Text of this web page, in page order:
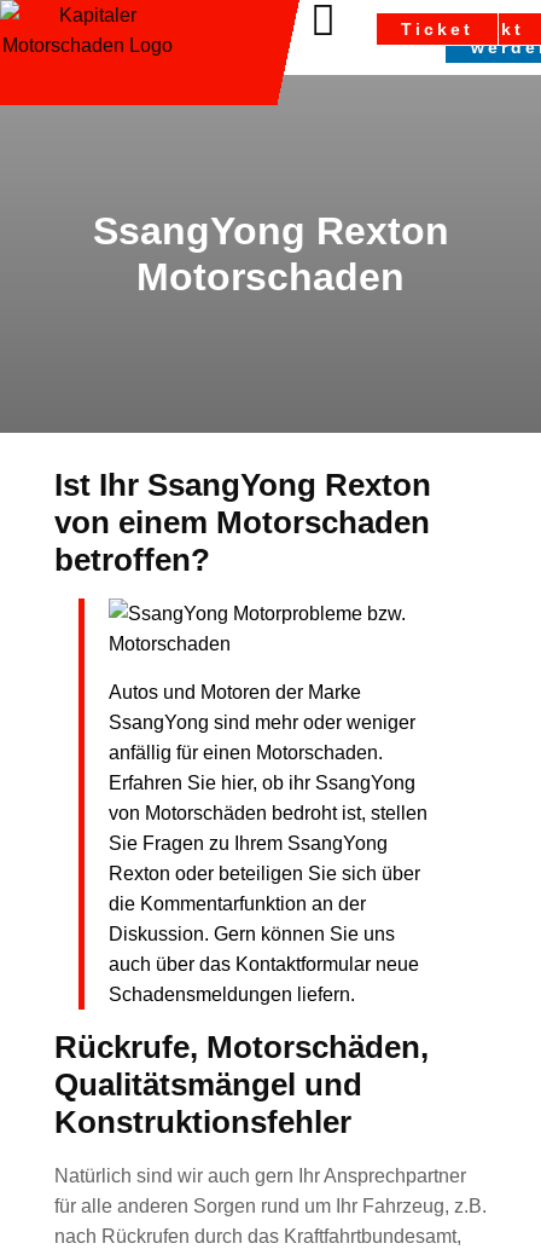
Kontakt
Ticket
SsangYong Rexton
Motorschaden
Ist Ihr SsangYong Rexton
von einem Motorschaden
betroffen?
Autos und Motoren der Marke
SsangYong sind mehr oder weniger
anfällig für einen Motorschaden.
Erfahren Sie hier, ob ihr SsangYong
von Motorschäden bedroht ist, stellen
Sie Fragen zu Ihrem SsangYong
Rexton oder beteiligen Sie sich über
die Kommentarfunktion an der
Diskussion. Gern können Sie uns
auch über das Kontaktformular neue
Schadensmeldungen liefern.
Rückrufe, Motorschäden,
Qualitätsmängel und
Konstruktionsfehler
Natürlich sind wir auch gern Ihr Ansprechpartner
für alle anderen Sorgen rund um Ihr Fahrzeug, z.B.
nach Rückrufen durch das Kraftfahrtbundesamt,